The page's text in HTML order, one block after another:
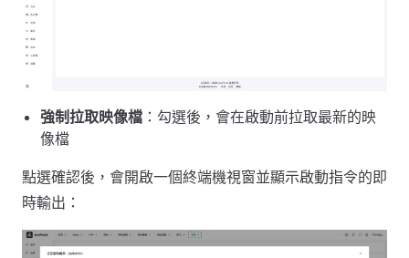
強制拉取映像檔 ：勾選後，會在啟動前拉取最新的映
像檔
點選確認後，會開啟一個終端機視窗並顯示啟動指令的即
時輸出：